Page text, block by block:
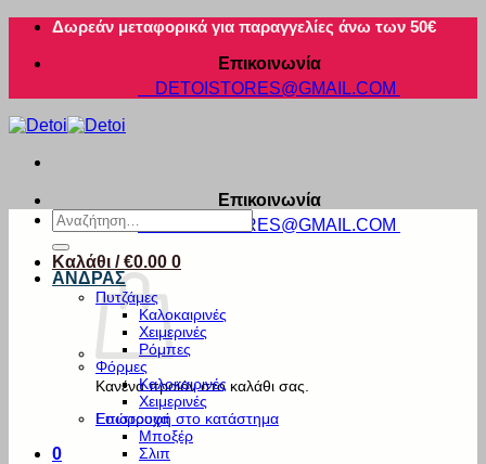
Μετάβαση
περιεχόμενο
Δωρεάν μεταφορικά για παραγγελίες άνω των 50€
Επικοινωνία
DETOISTORES@GMAIL.COM
Επικοινωνία
DETOISTORES@GMAIL.COM
Καλάθι /€0.00 0
Κανένα προϊόν στο καλάθι σας.
Επιστροφή στο κατάστημα
0
Αναζήτηση
για:
ΑΝΔΡΑΣ
Πυτζάμες
Καλοκαιρινές
Χειμερινές
Ρόμπες
Φόρμες
Καλοκαιρινές
Χειμερινές
Εσώρουχα
Μποξέρ
Σλιπ